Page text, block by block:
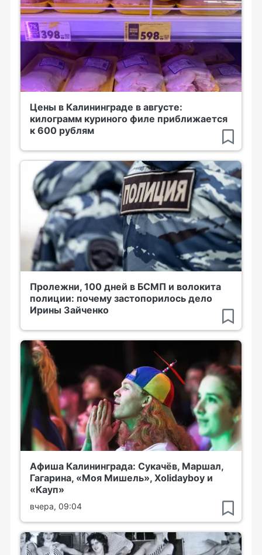
Цены в Калининграде в августе:
килограмм куриного филе приближается
к 600 рублям
Пролежни, 100 дней в БСМП и волокита
полиции: почему застопорилось дело
Ирины Зайченко
Афиша Калининграда: Сукачёв, Маршал,
Гагарина, «Моя Мишель», Xolidayboy и
«Кауп»
вчера, 09:04